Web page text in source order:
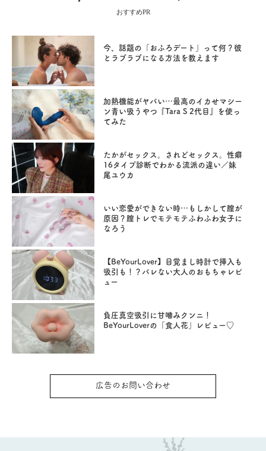
おすすめPR
今、話題の「おふろデート」って何？彼
とラブラブになる方法を教えます
加熱機能がヤバい…最高のイカせマシー
ン青い吸うやつ『Tara S 2代目』を使っ
てみた
たかがセックス。されどセックス。性癖
16タイプ診断でわかる流派の違い／妹
尾ユウカ
いい恋愛ができない時…もしかして膣が
原因？膣トレでモテモテふわふわ女子に
なろう
【BeYourLover】目覚まし時計で挿入も
吸引も！？バレない大人のおもちゃレビ
ュー
負圧真空吸引に甘噛みクンニ！
BeYourLoverの「食人花」レビュー♡
広告のお問い合わせ